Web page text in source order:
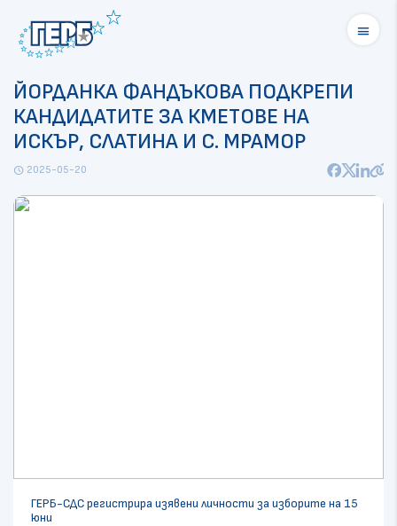
menu
ЙОРДАНКА ФАНДЪКОВА ПОДКРЕПИ
КАНДИДАТИТЕ ЗА КМЕТОВЕ НА
ИСКЪР, СЛАТИНА И С. МРАМОР
schedule 2025-05-20
ГЕРБ-СДС регистрира изявени личности за изборите на 15
юни